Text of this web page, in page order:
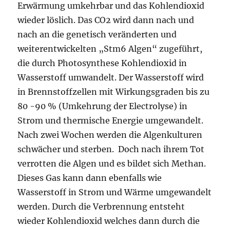
Erwärmung umkehrbar und das Kohlendioxid
wieder löslich. Das CO2 wird dann nach und
nach an die genetisch veränderten und
weiterentwickelten „Stm6 Algen“ zugeführt,
die durch Photosynthese Kohlendioxid in
Wasserstoff umwandelt. Der Wasserstoff wird
in Brennstoffzellen mit Wirkungsgraden bis zu
80 -90 % (Umkehrung der Electrolyse) in
Strom und thermische Energie umgewandelt.
Nach zwei Wochen werden die Algenkulturen
schwächer und sterben. Doch nach ihrem Tot
verrotten die Algen und es bildet sich Methan.
Dieses Gas kann dann ebenfalls wie
Wasserstoff in Strom und Wärme umgewandelt
werden. Durch die Verbrennung entsteht
wieder Kohlendioxid welches dann durch die